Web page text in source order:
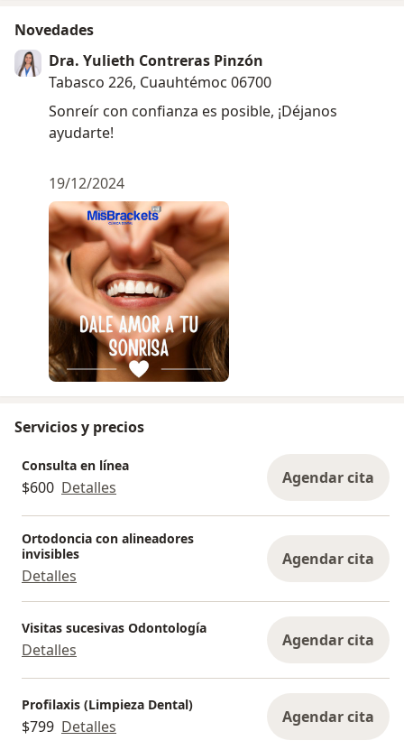
Novedades
Dra. Yulieth Contreras Pinzón
Tabasco 226, Cuauhtémoc 06700
Sonreír con confianza es posible, ¡Déjanos
ayudarte!
19/12/2024
Servicios y precios
Consulta en línea
$600 Detalles Agendar cita
Ortodoncia con alineadores
invisibles
Detalles
Agendar cita
Visitas sucesivas Odontología
Detalles Agendar cita
Profilaxis (Limpieza Dental)
$799 Detalles Agendar cita